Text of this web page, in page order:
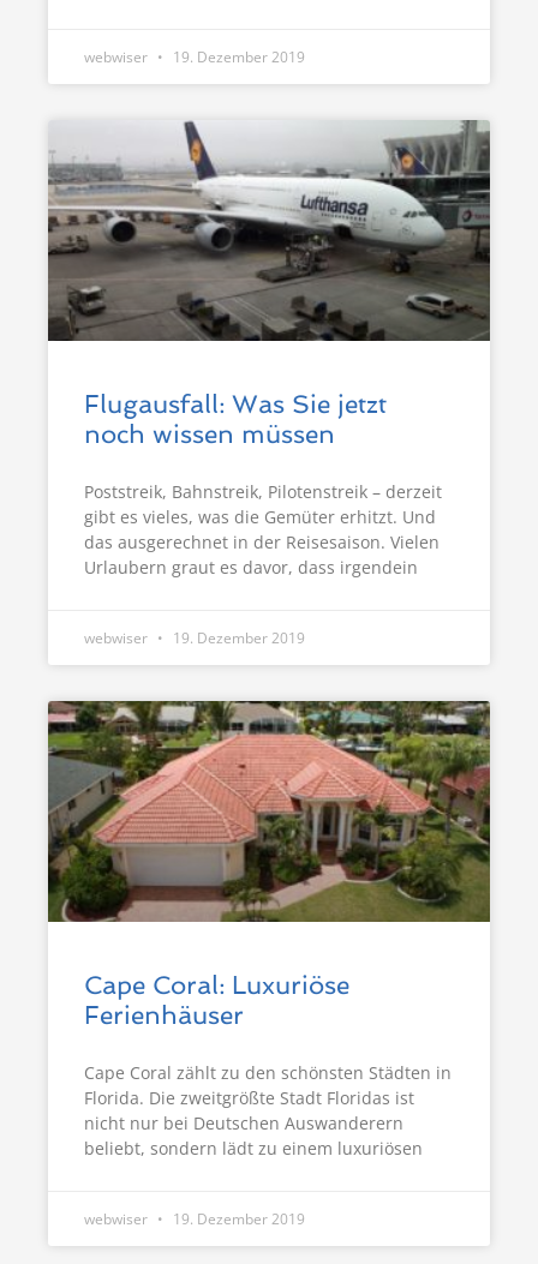
webwiser 19. Dezember 2019
Flugausfall: Was Sie jetzt
noch wissen müssen
Poststreik, Bahnstreik, Pilotenstreik – derzeit
gibt es vieles, was die Gemüter erhitzt. Und
das ausgerechnet in der Reisesaison. Vielen
Urlaubern graut es davor, dass irgendein
webwiser 19. Dezember 2019
Cape Coral: Luxuriöse
Ferienhäuser
Cape Coral zählt zu den schönsten Städten in
Florida. Die zweitgrößte Stadt Floridas ist
nicht nur bei Deutschen Auswanderern
beliebt, sondern lädt zu einem luxuriösen
webwiser 19. Dezember 2019